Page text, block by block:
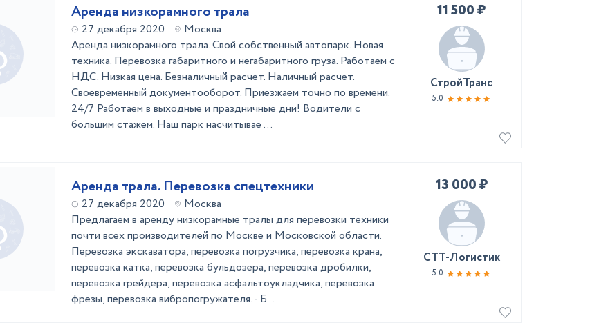
Аренда низкорамного трала
27 декабря 2020
Москва
Аренда низкорамного трала. Свой собственный автопарк. Новая
техника. Перевозка габаритного и негабаритного груза. Работаем с
НДС. Низкая цена. Безналичный расчет. Наличный расчет.
Своевременный документооборот. Приезжаем точно по времени.
24/7 Работаем в выходные и праздничные дни! Водители с
большим стажем. Наш парк насчитывае ...
11 500 ₽
СтройТранс
5.0
Аренда трала. Перевозка спецтехники
27 декабря 2020
Москва
Предлагаем в аренду низкорамные тралы для перевозки техники
почти всех производителей по Москве и Московской области.
Перевозка экскаватора, перевозка погрузчика, перевозка крана,
перевозка катка, перевозка бульдозера, перевозка дробилки,
перевозка грейдера, перевозка асфальтоукладчика, перевозка
фрезы, перевозка вибропогружателя. - Б ...
13 000 ₽
СТТ-Логистик
5.0